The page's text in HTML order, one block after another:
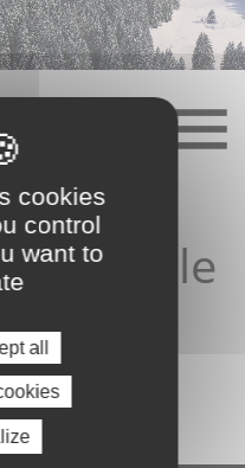
depuis le
2024 16:20:08
2024 09:22:52
cookies
control
want to
all